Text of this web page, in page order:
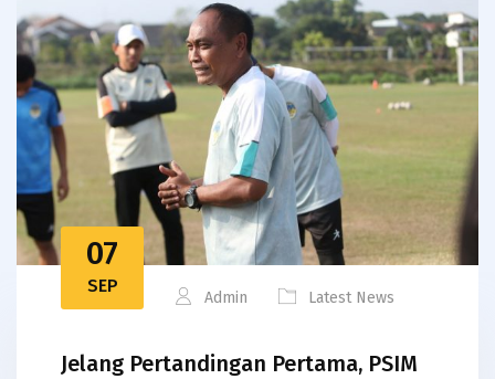
07
SEP
Admin Latest News
Jelang Pertandingan Pertama, PSIM